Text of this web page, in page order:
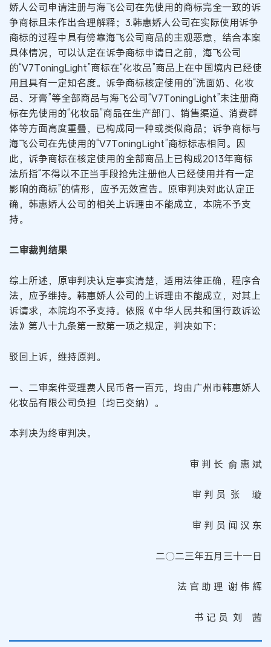
娇人公司申请注册与海飞公司在先使用的商标完全一致的诉
争商标且未作出合理解释；3.韩惠娇人公司在实际使用诉争
商标的过程中具有傍靠海飞公司商品的主观恶意，结合本案
具体情况，可以认定在诉争商标申请日之前，海飞公司
的“V7ToningLight”商标在“化妆品”商品上在中国境内已经使
用且具有一定知名度。诉争商标核定使用的“洗面奶、化妆
品、牙膏”等全部商品与海飞公司“V7ToningLight”未注册商
标在先使用的“化妆品”商品在生产部门、销售渠道、消费群
体等方面高度重叠，已构成同一种或类似商品；诉争商标与
海飞公司在先使用的“V7ToningLight”商标标志相同。因
此，诉争商标在核定使用的全部商品上已构成2013年商标
法所指“不得以不正当手段抢先注册他人已经使用并有一定
影响的商标”的情形，应予无效宣告。原审判决对此认定正
确，韩惠娇人公司的相关上诉理由不能成立，本院不予支
持。
二审裁判结果
综上所述，原审判决认定事实清楚，适用法律正确，程序合
法，应予维持。韩惠娇人公司的上诉理由不能成立，对其上
诉请求，本院均不予支持。依照《中华人民共和国行政诉讼
法》第八十九条第一款第一项之规定，判决如下：
驳回上诉，维持原判。
一、二审案件受理费人民币各一百元，均由广州市韩惠娇人
化妆品有限公司负担（均已交纳）。
本判决为终审判决。
审 判 长 俞 惠 斌
审 判 员 张 璇
审 判 员 闻 汉 东
二〇二三年五月三十一日
法 官 助 理 谢 伟 辉
书 记 员 刘 茜